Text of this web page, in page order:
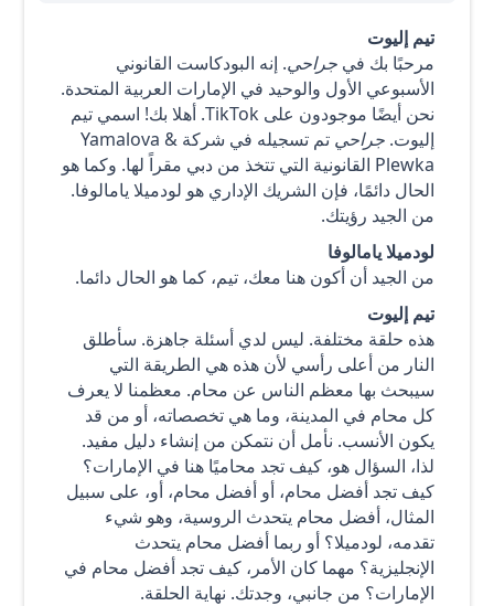
تيم إليوت
مرحبًا بك في جراحي. إنه البودكاست القانوني
الأسبوعي الأول والوحيد في الإمارات العربية المتحدة.
نحن أيضًا موجودون على TikTok. أهلا بك! اسمي تيم
إليوت. جراحي
تم تسجيله في شركة Yamalova &
Plewka القانونية التي تتخذ من دبي مقراً لها. وكما هو
الحال دائمًا، فإن الشريك الإداري هو لودميلا يامالوفا.
من الجيد رؤيتك.
لودميلا يامالوفا
من الجيد أن أكون هنا معك، تيم، كما هو الحال دائما.
تيم إليوت
هذه حلقة مختلفة. ليس لدي أسئلة جاهزة. سأطلق
النار من أعلى رأسي لأن هذه هي الطريقة التي
سيبحث بها معظم الناس عن محام. معظمنا لا يعرف
كل محام في المدينة، وما هي تخصصاته، أو من قد
يكون الأنسب. نأمل أن نتمكن من إنشاء دليل مفيد.
لذا، السؤال هو، كيف تجد محاميًا هنا في الإمارات؟
كيف تجد أفضل محام، أو أفضل محام، أو، على سبيل
المثال، أفضل محام يتحدث الروسية، وهو شيء
تقدمه، لودميلا؟ أو ربما أفضل محام يتحدث
الإنجليزية؟ مهما كان الأمر، كيف تجد أفضل محام في
الإمارات؟ من جانبي، وجدتك. نهاية الحلقة.